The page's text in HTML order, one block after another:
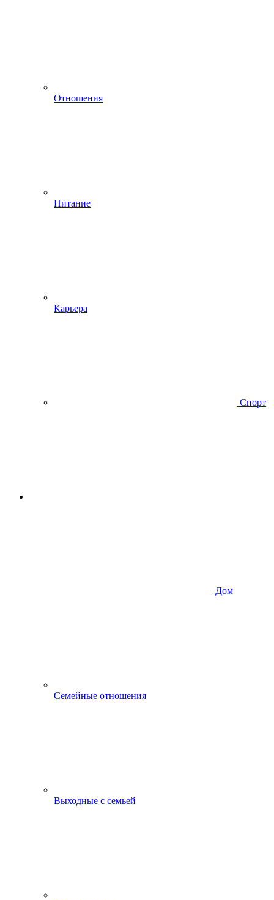
Отношения
Питание
Карьера
Спорт
Дом
Семейные отношения
Выходные с семьей